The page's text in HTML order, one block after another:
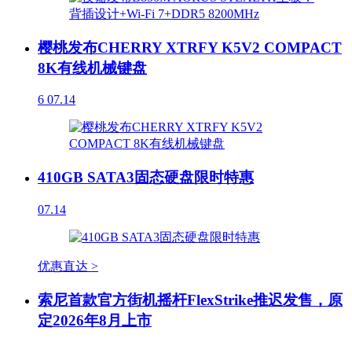
樱桃发布CHERRY XTRFY K5V2 COMPACT
8K有线机械键盘
6 07.14
410GB SATA3固态硬盘限时特惠
07.14
优惠直达 >
索尼首款官方街机摇杆FlexStrike推迟发售，原
定2026年8月上市